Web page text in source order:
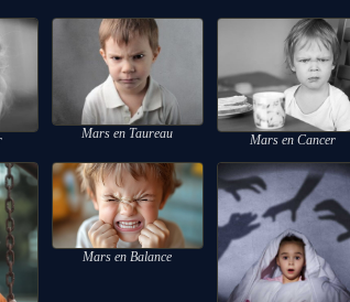
Mars en Taureau Mars en Cancer
Mars en Balance